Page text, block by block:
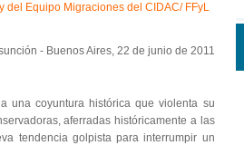
del Equipo Migraciones del CIDAC/ FFyL
- Buenos Aires, 22 de junio de 2011
coyuntura histórica que violenta su
aferradas históricamente a las
tendencia golpista para interrumpir un